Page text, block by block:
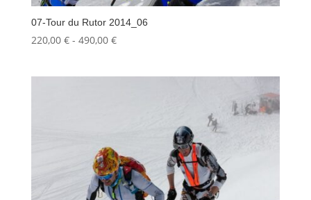
07-Tour du Rutor 2014_06
220,00 € - 490,00 €Fascia